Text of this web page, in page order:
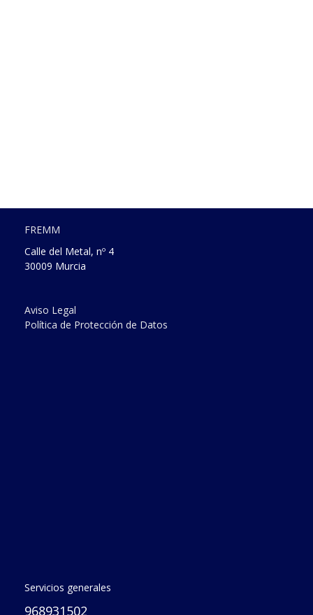
FREMM
Calle del Metal, nº 4
30009 Murcia
Aviso Legal
Política de Protección de Datos
Servicios generales
968931502